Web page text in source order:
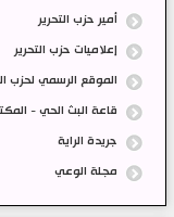
أمير حزب التحرير
إعلاميات حزب التحرير
الموقع الرسمي لحزب
قاعة البث الحي -
جريدة الراية
مجلة الوعي